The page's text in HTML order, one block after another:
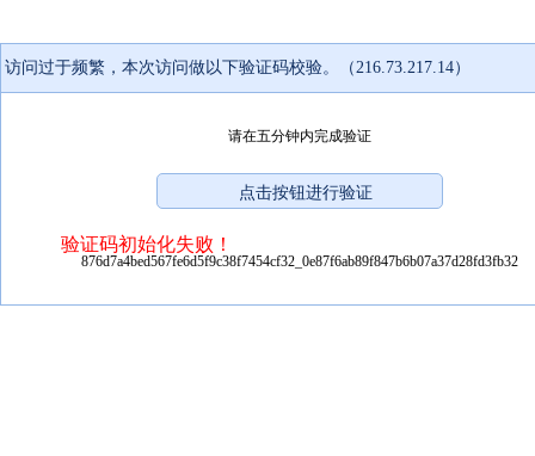
访问过于频繁，本次访问做以下验证码校验。（216.73.217.14）
请在五分钟内完成验证
验证码初始化失败！
876d7a4bed567fe6d5f9c38f7454cf32_0e87f6ab89f847b6b07a37d28fd3fb32